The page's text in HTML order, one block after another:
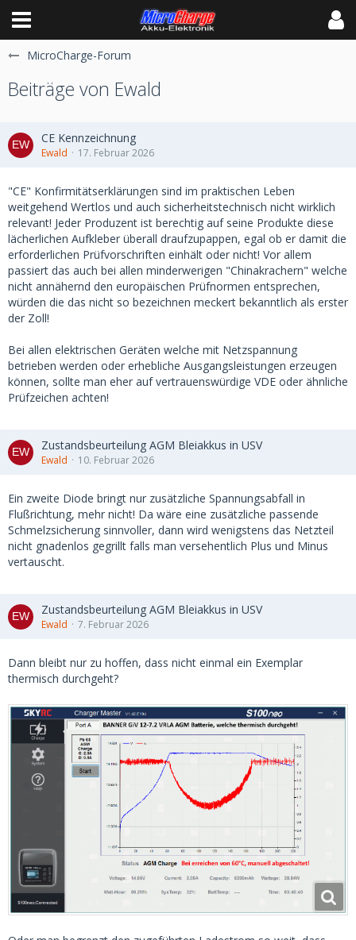
MicroCharge-Forum
Beiträge von Ewald
CE Kennzeichnung
Ewald 17. Februar 2026
"CE" Konfirmitätserklärungen sind im praktischen Leben
weitgehend Wertlos und auch sicherheitstechnisch nicht wirklich
relevant! Jeder Produzent ist berechtig auf seine Produkte diese
lächerlichen Aufkleber überall draufzupappen, egal ob er damit die
erforderlichen Prüfvorschriften einhält oder nicht! Vor allem
passiert das auch bei allen minderwerigen "Chinakrachern" welche
nicht annähernd den europäischen Prüfnormen entsprechen,
würden die das nicht so bezeichnen meckert bekanntlich als erster
der Zoll!
Bei allen elektrischen Geräten welche mit Netzspannung
betrieben werden oder erhebliche Ausgangsleistungen erzeugen
können, sollte man eher auf vertrauenswürdige VDE oder ähnliche
Prüfzeichen achten!
Zustandsbeurteilung AGM Bleiakkus in USV
Ewald 10. Februar 2026
Ein zweite Diode bringt nur zusätzliche Spannungsabfall in
Flußrichtung, mehr nicht! Da wäre eine zusätzliche passende
Schmelzsicherung sinnvoller, dann wird wenigstens das Netzteil
nicht gnadenlos gegrillt falls man versehentlich Plus und Minus
vertauscht.
Zustandsbeurteilung AGM Bleiakkus in USV
Ewald 7. Februar 2026
Dann bleibt nur zu hoffen, dass nicht einmal ein Exemplar
thermisch durchgeht?